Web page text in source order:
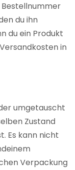
du ihn
du ein Produkt
in
umgetauscht
Zustand
Es kann nicht
Verpackung